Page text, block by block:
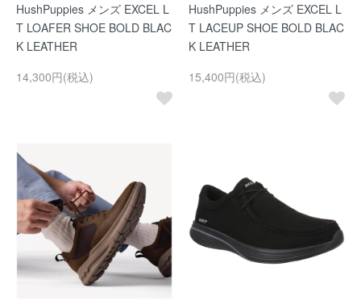
HushPuppies メンズ EXCEL L
T LOAFER SHOE BOLD BLAC
K LEATHER
14,300円(税込)
HushPuppies メンズ EXCEL L
T LACEUP SHOE BOLD BLAC
K LEATHER
15,400円(税込)